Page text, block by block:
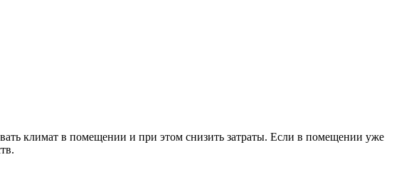
климат в помещении и при этом снизить затраты. Если в помещении уже